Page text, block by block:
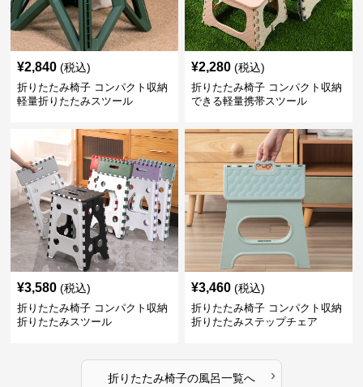
¥2,840 (税込)
折りたたみ椅子 コンパクト収納
軽量折りたたみスツール
¥2,280 (税込)
折りたたみ椅子 コンパクト収納
できる軽量携帯スツール
¥3,580 (税込)
折りたたみ椅子 コンパクト収納
折りたたみスツール
¥3,460 (税込)
折りたたみ椅子 コンパクト収納
折りたたみステップチェア
折りたたみ椅子の風呂一覧へ ›